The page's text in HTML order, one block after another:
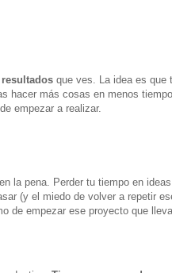
que ves. La idea es que
hacer más cosas en menos
empezar a realizar.
la pena. Perder tu tiempo en ideas
(y el miedo de volver a repetir
de empezar ese proyecto que lleva